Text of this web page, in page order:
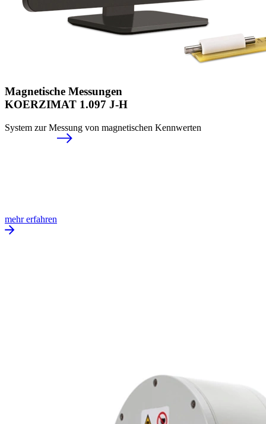
Magnetische Messungen
KOERZIMAT 1.097 J-H
System zur Messung von magnetischen Kennwerten
mehr erfahren